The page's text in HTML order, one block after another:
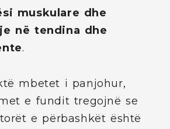
muskulare dhe
në tendina dhe
.
mbetet i panjohur,
e fundit tregojnë se
e përbashkët është